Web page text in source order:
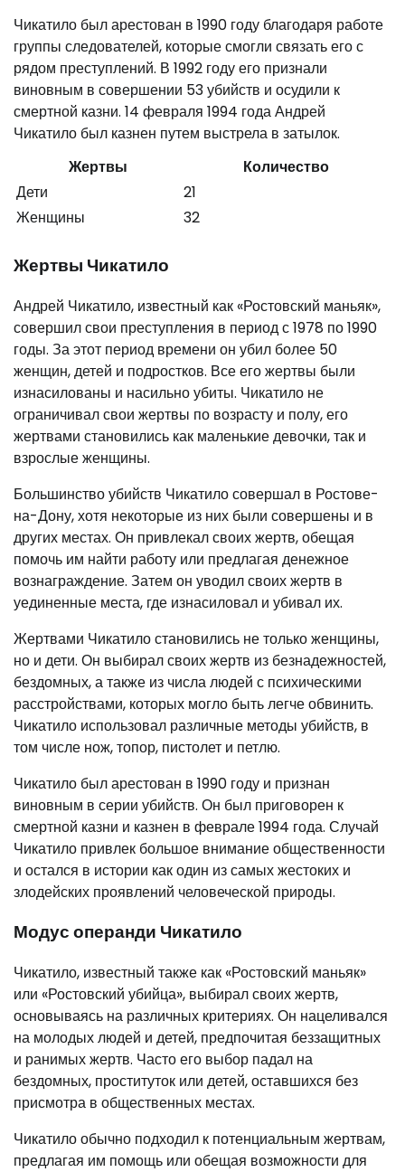
Чикатило был арестован в 1990 году благодаря работе
группы следователей, которые смогли связать его с
рядом преступлений. В 1992 году его признали
виновным в совершении 53 убийств и осудили к
смертной казни. 14 февраля 1994 года Андрей
Чикатило был казнен путем выстрела в затылок.
Жертвы
Количество
Дети
21
Женщины
32
Жертвы Чикатило
Андрей Чикатило, известный как «Ростовский маньяк»,
совершил свои преступления в период с 1978 по 1990
годы. За этот период времени он убил более 50
женщин, детей и подростков. Все его жертвы были
изнасилованы и насильно убиты. Чикатило не
ограничивал свои жертвы по возрасту и полу, его
жертвами становились как маленькие девочки, так и
взрослые женщины.
Большинство убийств Чикатило совершал в Ростове-
на-Дону, хотя некоторые из них были совершены и в
других местах. Он привлекал своих жертв, обещая
помочь им найти работу или предлагая денежное
вознаграждение. Затем он уводил своих жертв в
уединенные места, где изнасиловал и убивал их.
Жертвами Чикатило становились не только женщины,
но и дети. Он выбирал своих жертв из безнадежностей,
бездомных, а также из числа людей с психическими
расстройствами, которых могло быть легче обвинить.
Чикатило использовал различные методы убийств, в
том числе нож, топор, пистолет и петлю.
Чикатило был арестован в 1990 году и признан
виновным в серии убийств. Он был приговорен к
смертной казни и казнен в феврале 1994 года. Случай
Чикатило привлек большое внимание общественности
и остался в истории как один из самых жестоких и
злодейских проявлений человеческой природы.
Модус операнди Чикатило
Чикатило, известный также как «Ростовский маньяк»
или «Ростовский убийца», выбирал своих жертв,
основываясь на различных критериях. Он нацеливался
на молодых людей и детей, предпочитая беззащитных
и ранимых жертв. Часто его выбор падал на
бездомных, проституток или детей, оставшихся без
присмотра в общественных местах.
Чикатило обычно подходил к потенциальным жертвам,
предлагая им помощь или обещая возможности для